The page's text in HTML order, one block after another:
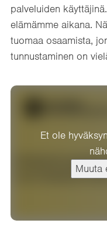
palveluiden
elämämme aikana.
tuomaa osaamista,
tunnustaminen on
Et ole
Muuta